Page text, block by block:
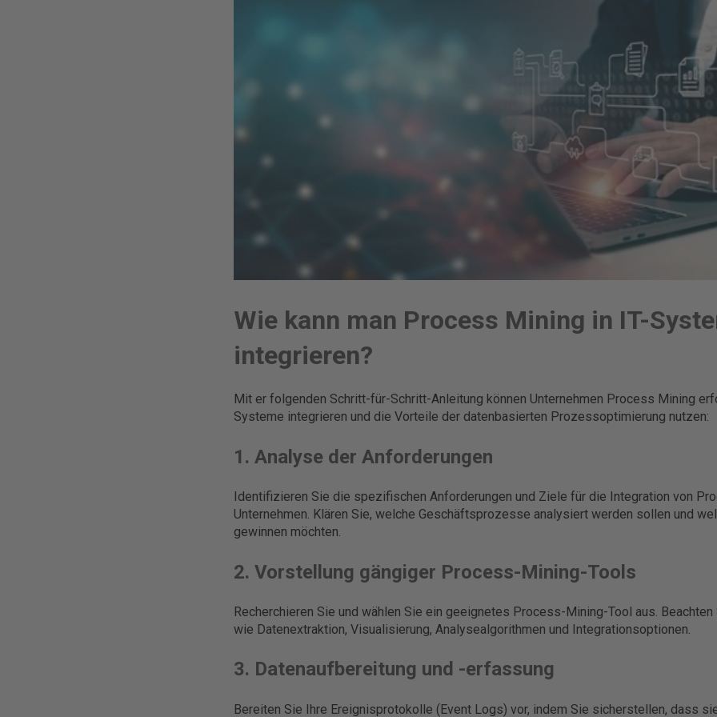
Wie kann man Process Mining in IT-
integrieren?
Mit er folgenden Schritt-für-Schritt-Anleitung können Unternehmen Process Mining
Systeme integrieren und die Vorteile der datenbasierten Prozessoptimierung nutzen:
1. Analyse der Anforderungen
Identifizieren Sie die spezifischen Anforderungen und Ziele für die Integration von
Unternehmen. Klären Sie, welche Geschäftsprozesse analysiert werden sollen und
gewinnen möchten.
2. Vorstellung gängiger Process-Mining-Tools
Recherchieren Sie und wählen Sie ein geeignetes Process-Mining-Tool aus.
wie Datenextraktion, Visualisierung, Analysealgorithmen und Integrationsoptionen.
3. Datenaufbereitung und -erfassung
Bereiten Sie Ihre Ereignisprotokolle (Event Logs) vor, indem Sie sicherstellen, dass